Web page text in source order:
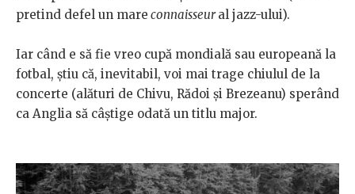
pretind defel un mare connaisseural jazz-ului).
Iar când e să fie vreo cupă mondială sau europeană la
fotbal, ştiu că, inevitabil, voi mai trage chiulul de la
concerte (alături de Chivu, Rădoi şi Brezeanu) sperând
ca Anglia să câştige odată un titlu major.